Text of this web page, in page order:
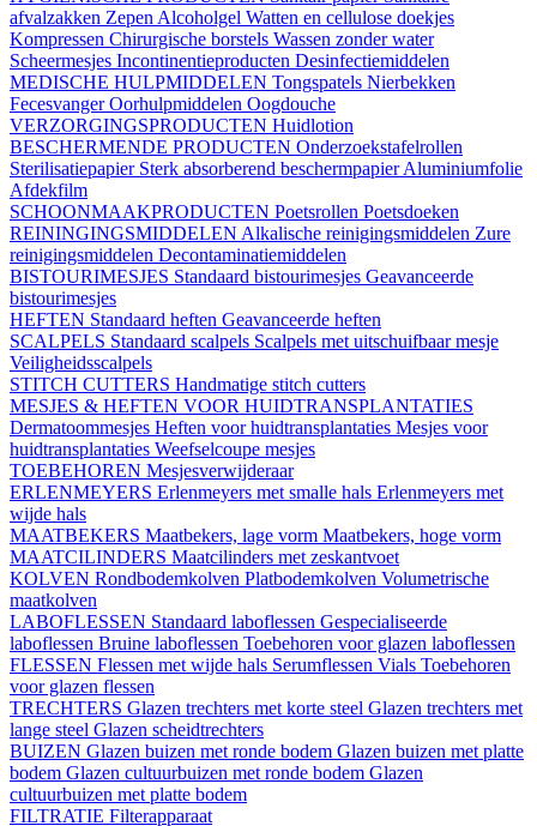
afvalzakken Zepen Alcoholgel Watten en cellulose doekjes
Kompressen Chirurgische borstels Wassen zonder water
Scheermesjes Incontinentieproducten Desinfectiemiddelen
MEDISCHE HULPMIDDELEN Tongspatels Nierbekken
FecesvangerOorhulpmiddelen Oogdouche
VERZORGINGSPRODUCTEN Huidlotion
BESCHERMENDE PRODUCTEN Onderzoekstafelrollen
Sterilisatiepapier Sterk absorberend beschermpapierAluminiumfolie
Afdekfilm
SCHOONMAAKPRODUCTEN Poetsrollen Poetsdoeken
REININGINGSMIDDELEN Alkalische reinigingsmiddelen Zure
reinigingsmiddelen Decontaminatiemiddelen
BISTOURIMESJES Standaard bistourimesjes Geavanceerde
bistourimesjes
HEFTEN Standaard heften Geavanceerde heften
SCALPELS Standaard scalpels Scalpels met uitschuifbaar mesje
Veiligheidsscalpels
STITCH CUTTERS Handmatige stitch cutters
MESJES & HEFTEN VOOR HUIDTRANSPLANTATIES
Dermatoommesjes Heften voor huidtransplantaties Mesjes voor
huidtransplantaties Weefselcoupe mesjes
TOEBEHOREN Mesjesverwijderaar
ERLENMEYERS Erlenmeyers met smalle hals Erlenmeyers met
wijde hals
MAATBEKERS Maatbekers, lage vorm Maatbekers, hoge vorm
MAATCILINDERS Maatcilinders met zeskantvoet
KOLVEN Rondbodemkolven Platbodemkolven Volumetrische
maatkolven
LABOFLESSEN Standaard laboflessen Gespecialiseerde
laboflessen Bruine laboflessen Toebehoren voor glazen laboflessen
FLESSEN Flessen met wijde hals Serumflessen Vials Toebehoren
voor glazen flessen
TRECHTERS Glazen trechters met korte steel Glazen trechters met
lange steel Glazen scheidtrechters
BUIZEN Glazen buizen met ronde bodem Glazen buizen met platte
bodem Glazen cultuurbuizen met ronde bodem Glazen
cultuurbuizen met platte bodem
FILTRATIE Filterapparaat